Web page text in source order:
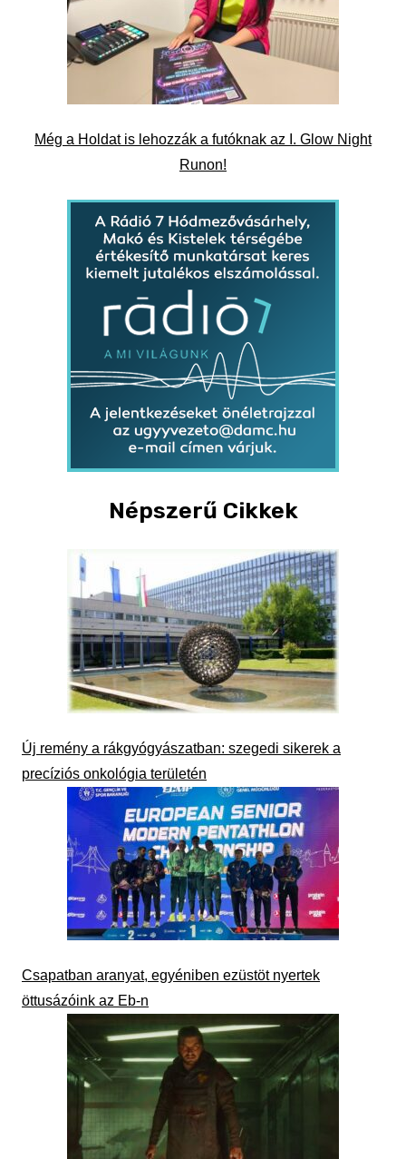
Még a Holdat is lehozzák a futóknak az I. Glow Night
Runon!
Népszerű Cikkek
Új remény a rákgyógyászatban: szegedi sikerek a
precíziós onkológia területén
Csapatban aranyat, egyéniben ezüstöt nyertek
öttusázóink az Eb-n